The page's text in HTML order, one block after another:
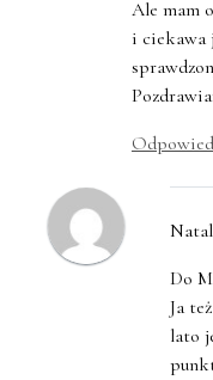
Ale mam
i ciekawa
Do
Ja
lato